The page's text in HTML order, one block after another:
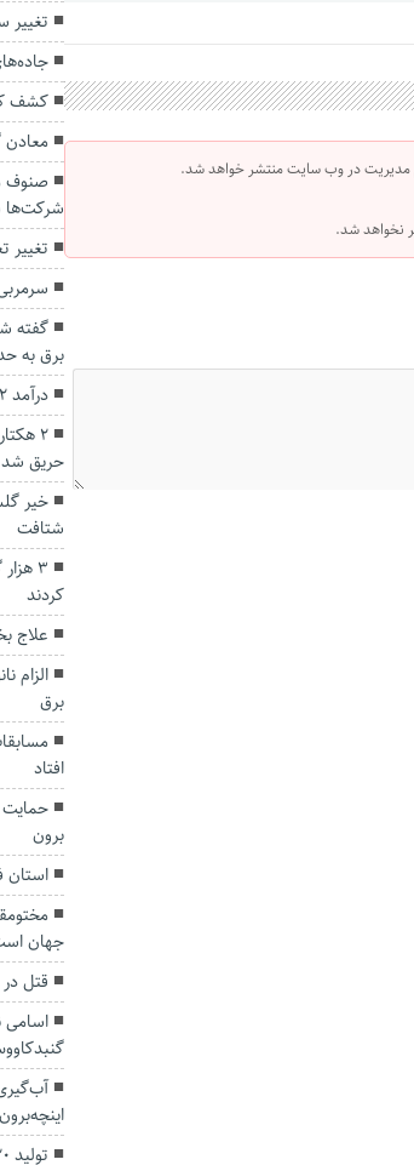
مدیریت در وب سایت منتشر خواهد شد.
نخواهد شد.
تغییر
کشف
معادن
صنوف
شرکت‌ها
تغییر
گفته
برق به
درآمد ۲۱۲ میلیارد تومانی گمرکات گلستان
۲
حریق شد
خیر
شتافت
۳
کردند
علاج
برق
افتاد
حمایت
برون
استان
جهان
قتل
اینچه‌برون
تولید ۱۲۰ هزار تن مرکبات در استان گلستان